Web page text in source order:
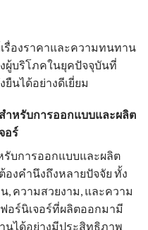
รื่องราคาและความทนทาน
ผู้บริโภคในยุคปัจจุบันที่
นได้อย่างดีเยี่ยม
ำหรับการออกแบบและผลิต
อร์
บการออกแบบและผลิต
องคำนึงถึงหลายปัจจัย ทั้ง
, ความสวยงาม, และความ
อร์นิเจอร์ที่ผลิตออกมามี
นได้อย่างมีประสิทธิภาพ